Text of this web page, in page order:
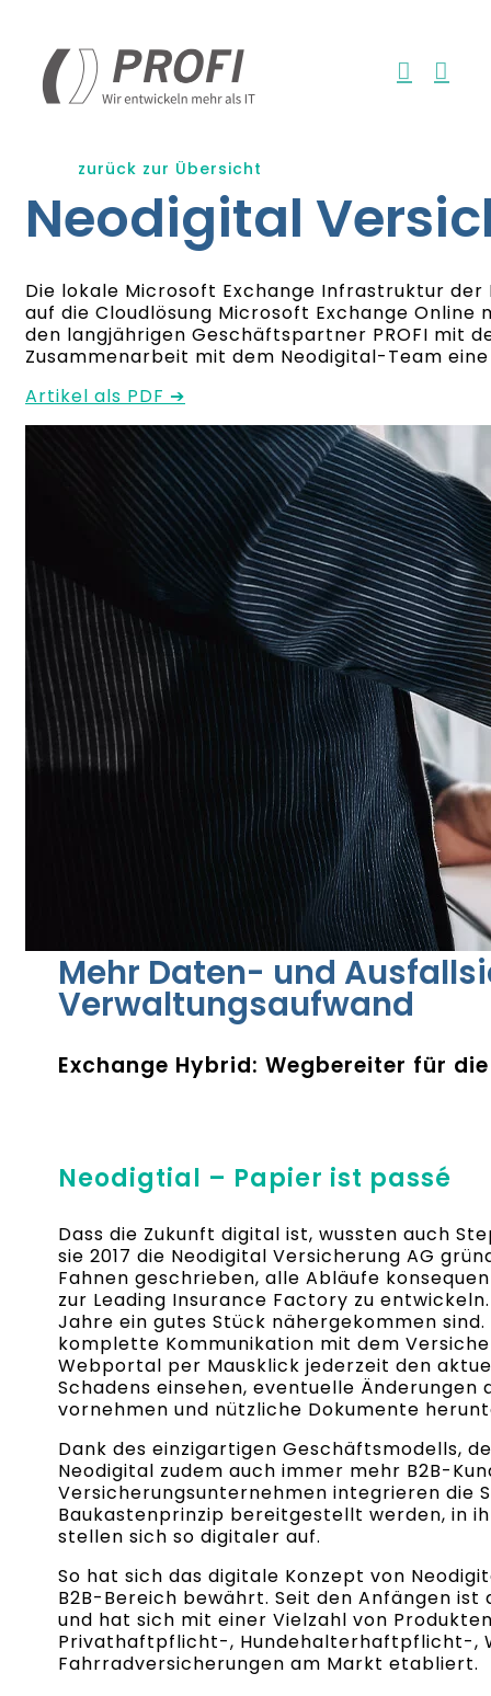
springen
zurück zur Übersicht
Neodigital
Die lokale Microsoft Exchange Infrastruktur
auf die Cloudlösung Microsoft Exchange
den langjährigen Geschäftspartner PROFI mit
Zusammenarbeit mit dem Neodigital-Team
Artikel als PDF ➔
Mehr Daten- und
Verwaltungsaufwand
Exchange Hybrid: Wegbereiter für
Neodigtial – Papier ist passé
Dass die Zukunft digital ist, wussten auch
sie 2017 die Neodigital Versicherung AG
Fahnen geschrieben, alle Abläufe
zur Leading Insurance Factory zu
Jahre ein gutes Stück nähergekommen
komplette Kommunikation mit dem
Webportal per Mausklick jederzeit den
Schadens einsehen, eventuelle
vornehmen und nützliche Dokumente
Dank des einzigartigen Geschäftsmodells,
Neodigital zudem auch immer mehr B2B-
Versicherungsunternehmen integrieren die
Baukastenprinzip bereitgestellt werden, in
stellen sich so digitaler auf.
So hat sich das digitale Konzept von
B2B-Bereich bewährt. Seit den Anfängen
und hat sich mit einer Vielzahl von
Privathaftpflicht-, Hundehalterhaftpflicht-,
Fahrradversicherungen am Markt etabliert.